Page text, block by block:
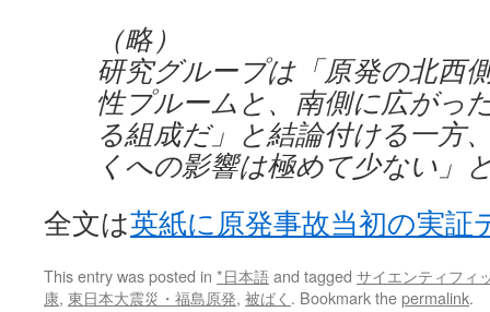
（略）
研究グループは「原発の北西
性プルームと、南側に広がっ
る組成だ」と結論付ける一方
くへの影響は極めて少ない」
全文は英紙に原発事故当初の実証
This entry was posted in *日本語and tagged サイエンティフィ
康, 東日本大震災・福島原発, 被ばく . Bookmark thepermalink.